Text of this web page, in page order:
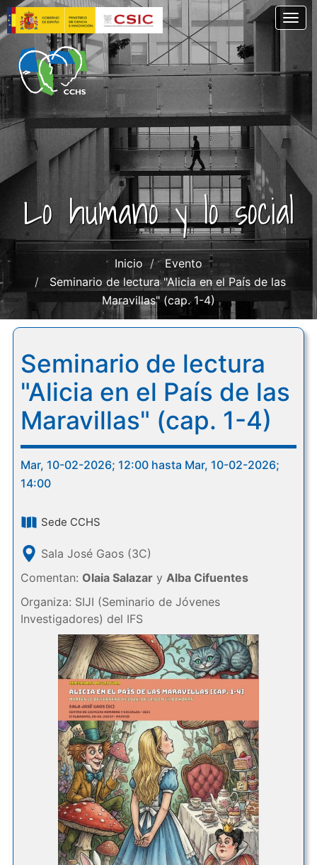
Pasar
al
contenido
principal
Lo humano y lo social
Inicio
Evento
Seminario de lectura "Alicia en el País de las
Maravillas" (cap. 1-4)
Seminario de lectura
"Alicia en el País de las
Maravillas" (cap. 1-4)
Mar, 10-02-2026; 12:00 hasta Mar, 10-02-2026;
14:00
Sede CCHS
Sala José Gaos (3C)
Comentan: Olaia Salazary Alba Cifuentes
Organiza: SIJI (Seminario de Jóvenes
Investigadores) del IFS